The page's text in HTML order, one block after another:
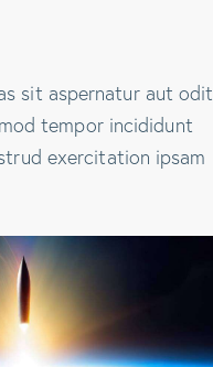
sit aspernatur aut odit
tempor incididunt
exercitation ipsam